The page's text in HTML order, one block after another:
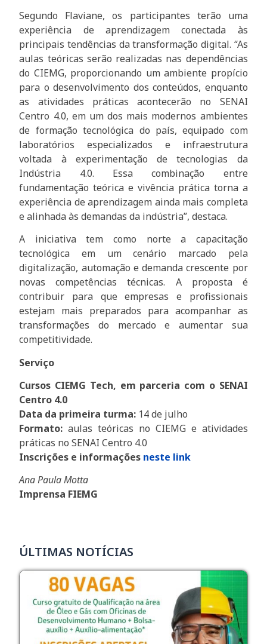
Segundo Flaviane, os participantes terão uma
experiência de aprendizagem conectada às
principais tendências da transformação digital. “As
aulas teóricas serão realizadas nas dependências
do CIEMG, proporcionando um ambiente propício
para o desenvolvimento dos conteúdos, enquanto
as atividades práticas acontecerão no SENAI
Centro 4.0, em um dos mais modernos ambientes
de formação tecnológica do país, equipado com
laboratórios especializados e infraestrutura
voltada à experimentação de tecnologias da
Indústria 4.0. Essa combinação entre
fundamentação teórica e vivência prática torna a
experiência de aprendizagem ainda mais completa
e alinhada às demandas da indústria”, destaca.
A iniciativa tem como norte a capacitação
tecnológica em um cenário marcado pela
digitalização, automação e demanda crescente por
novas competências técnicas. A proposta é
contribuir para que empresas e profissionais
estejam mais preparados para acompanhar as
transformações do mercado e aumentar sua
competitividade.
Serviço
Cursos CIEMG Tech, em parceria com o SENAI
Centro 4.0
Data da primeira turma: 14 de julho
Formato: aulas teóricas no CIEMG e atividades
práticas no SENAI Centro 4.0
Inscrições e informações neste link
Ana Paula Motta
Imprensa FIEMG
ÚLTIMAS NOTÍCIAS